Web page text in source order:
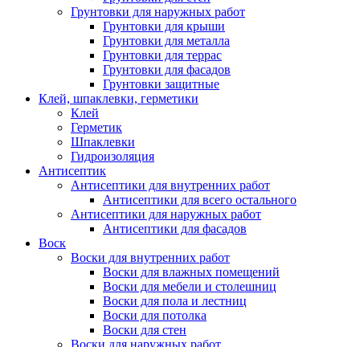
Грунтовки для наружных работ
Грунтовки для крыши
Грунтовки для металла
Грунтовки для террас
Грунтовки для фасадов
Грунтовки защитные
Клей, шпаклевки, герметики
Клей
Герметик
Шпаклевки
Гидроизоляция
Антисептик
Антисептики для внутренних работ
Антисептики для всего остального
Антисептики для наружных работ
Антисептики для фасадов
Воск
Воски для внутренних работ
Воски для влажных помещений
Воски для мебели и столешниц
Воски для пола и лестниц
Воски для потолка
Воски для стен
Воски для наружных работ